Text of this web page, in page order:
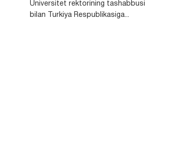
Universitet rektorining tashabbusi
bilan Turkiya Respublikasiga...